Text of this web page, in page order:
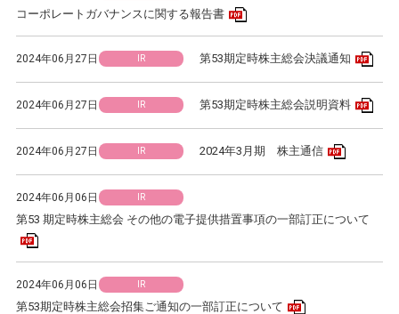
コーポレートガバナンスに関する報告書
2024年06月27日 IR 第53期定時株主総会決議通知
2024年06月27日 IR 第53期定時株主総会説明資料
2024年06月27日 IR 2024年3月期 株主通信
2024年06月06日 IR
第53 期定時株主総会 その他の電子提供措置事項の一部訂正について
2024年06月06日 IR
第53期定時株主総会招集ご通知の一部訂正について